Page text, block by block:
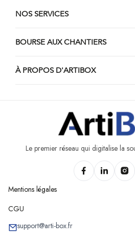
NOS SERVICES
BOURSE AUX CHANTIERS
À PROPOS D'ARTIBOX
Le premier réseau qui digitalise la
Mentions légales
CGU
support@arti-box.fr